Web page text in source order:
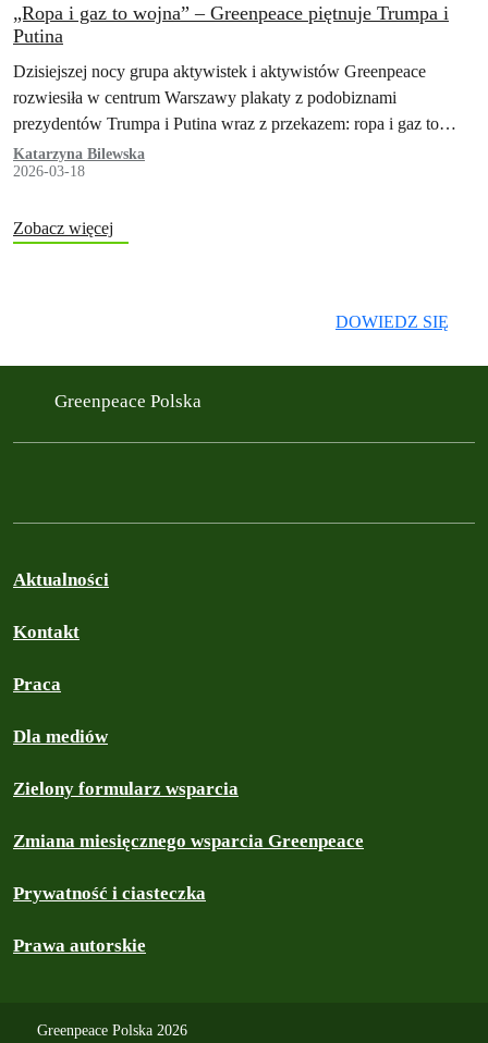
„Ropa i gaz to wojna” – Greenpeace piętnuje Trumpa i
Putina
Dzisiejszej nocy grupa aktywistek i aktywistów Greenpeace
rozwiesiła w centrum Warszawy plakaty z podobiznami
prezydentów Trumpa i Putina wraz z przekazem: ropa i gaz to
wojna, cierpienie, drożyzna, chaos i…
Katarzyna Bilewska
2026-03-18
Zobacz więcej
DOWIEDZ SIĘ
Greenpeace Polska
Aktualności
Kontakt
Praca
Dla mediów
Zielony formularz wsparcia
Zmiana miesięcznego wsparcia Greenpeace
Prywatność i ciasteczka
Prawa autorskie
Greenpeace Polska 2026